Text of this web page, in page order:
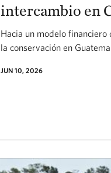
intercambio en
Hacia un modelo financiero
la conservación en
JUN 10, 2026